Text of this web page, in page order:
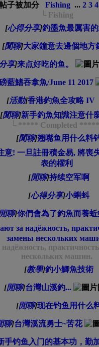
Fishing ... 2 3 4
└ Fishing
[心得分享]釣墨魚最厲害
[閒聊]大家鐘意去邊個地方
享]来点好吃的鱼。
藍鰭吞拿魚/June 11 2017
[活動]香港釣魚全攻略 IV
[閒聊]新手釣魚知識注意什
└ ***** Completed
[閒聊]翘嘴鱼用什么料
意! 一旦註冊積金易, 將喪
表的櫂利
[閒聊]持续空军啊
[心得分享]小蝌蚪
聊]你們會為了釣魚而養
за надёжность,
замены нескольких
нескольких машин.
[教學]釣小鯽魚技術
[閒聊]台灣山溪釣...
[閒聊]现在钓鱼用什么
聊]台灣溪流勇士~苦花
手钓鱼入门的基本功，勤